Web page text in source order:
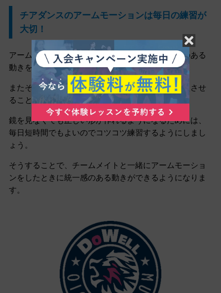
チアダンスのアームモーションは毎日の練習が
大切！
アームモーションは筋力をつけて無駄がないキレのある
動きを作ることが重要です。
またそれと同じように、自分の体に正しい形を覚えさせ
ることも重要になります。
鏡を見なくても正しい形が作れるようになるためには、
毎日短時間でもよいのでコツコツ練習するようにしまし
ょう。
そうすることで、チームメイトと一緒にアームモーショ
ンをしたときに統一感のある動きができるようになりま
す。